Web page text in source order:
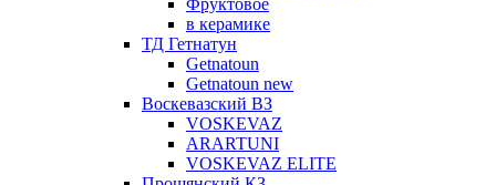
Фруктовое
в керамике
ТД Гетнатун
Getnatoun
Getnatoun new
Воскевазский ВЗ
VOSKEVAZ
ARARTUNI
VOSKEVAZ ELITE